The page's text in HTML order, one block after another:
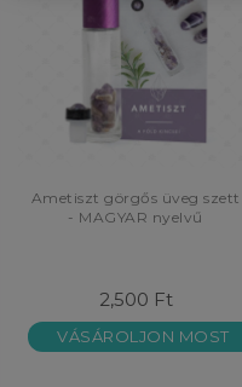
Ametiszt görgős üveg szett
- MAGYAR nyelvű
2,500 Ft
VÁSÁROLJON MOST